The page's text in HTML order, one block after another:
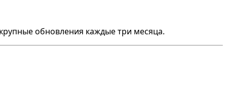
обновления каждые три месяца.